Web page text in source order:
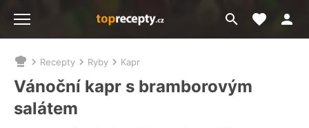
Přejít
na
Moje
Nacházíte
se
zde:
Recepty Ryby Kapr
Vánoční kapr s bramborovým
salátem